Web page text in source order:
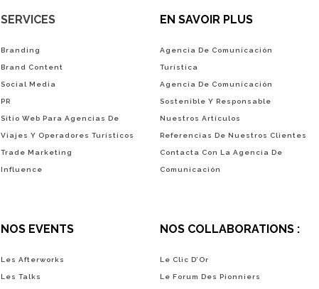
SERVICES
Branding
Brand Content
Social Media
PR
Sitio Web Para Agencias De
Viajes Y Operadores Turísticos
Trade Marketing
Influence
EN SAVOIR PLUS
Agencia De Comunicación
Turística
Agencia De Comunicación
Sostenible Y Responsable
Nuestros Artículos
Referencias De Nuestros Clientes
Contacta Con La Agencia De
Comunicación
NOS EVENTS
Les Afterworks
Les Talks
NOS COLLABORATIONS :
Le Clic D’Or
Le Forum Des Pionniers